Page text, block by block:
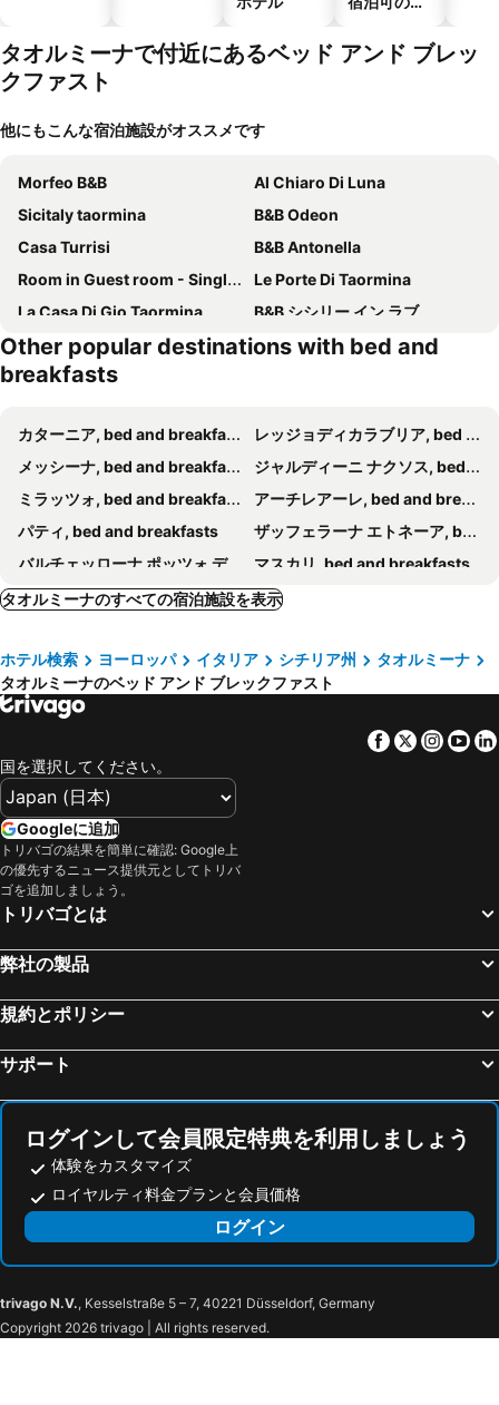
タオルミーナで付近にあるベッド アンド ブレッ
クファスト
他にもこんな宿泊施設がオススメです
Morfeo B&B
Al Chiaro Di Luna
Sicitaly taormina
B&B Odeon
Casa Turrisi
B&B Antonella
Room in Guest room - Single room with shared bathroom
Le Porte Di Taormina
La Casa Di Gio Taormina
B&B シシリー イン ラブ
Lady Hill
Villa Almoezia Charming B&B
Casa Aurora
Tauromenion Guest House
B&B Iris
La Capanna Di Giuseppe E Maria
New Naxos Village
B&B Alhambra
Other popular destinations with bed and
breakfasts
カターニア, bed and breakfasts
レッジョディカラブリア, bed and breakfasts
メッシーナ, bed and breakfasts
ジャルディーニ ナクソス, bed and breakfasts
ミラッツォ, bed and breakfasts
アーチレアーレ, bed and breakfasts
パティ, bed and breakfasts
ザッフェラーナ エトネーア, bed and breakfasts
バルチェッローナ ポッツォ ディ ゴット, bed and breakfasts
マスカリ, bed and breakfasts
ジャッレ, bed and breakfasts
Aci Castello, bed and breakfasts
ニコロージ, bed and breakfasts
Milo, bed and breakfasts
ジョイオサ マレア, bed and breakfasts
オリヴェーリ, bed and breakfasts
Motta Sant'Anastasia, bed and breakfasts
カスティリオーネ ディ シチリア, bed and breakfasts
San Giovanni la Punta, bed and breakfasts
レトイアンニ, bed and breakfasts
Santa Teresa di Riva, bed and breakfasts
アドラーノ, bed and breakfasts
ベルパッソ, bed and breakfasts
Piedimonte Etneo, bed and breakfasts
Melito di Porto Salvo, bed and breakfasts
サンタレッシオ シークロ, bed and breakfasts
フルナリ, bed and breakfasts
Misterbianco, bed and breakfasts
Ragalna, bed and breakfasts
タオルミーナのすべての宿泊施設を表示
ホテル検索 ヨーロッパ イタリア シチリア州
タオルミーナ
タオルミーナのベッド アンド ブレックファスト
Facebook
Twitter
国を選択してください。
Googleに追加
トリバゴの結果を簡単に確認: Google上
の優先するニュース提供元としてトリバ
ゴを追加しましょう。
トリバゴとは
弊社の製品
規約とポリシー
サポート
ログインして会員限定特典を利用しましょう
体験をカスタマイズ
ロイヤルティ料金プランと会員価格
ログイン
trivago N.V., Kesselstraße 5 – 7, 40221 Düsseldorf, Germany
Copyright 2026 trivago | All rights reserved.